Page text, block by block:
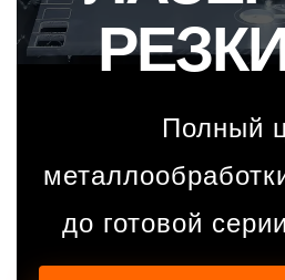
Полный
до готовой